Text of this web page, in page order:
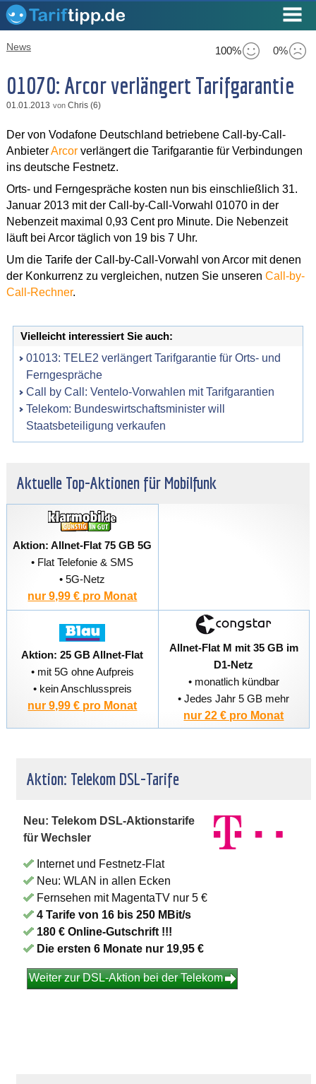
100% 0%
News
01070: Arcor verlängert Tarifgarantie
01.01.2013 von Chris (6)
Der von Vodafone Deutschland betriebene Call-by-Call-
AnbieterArcorverlängert die Tarifgarantie für Verbindungen
ins deutsche Festnetz.
Orts- und Ferngespräche kosten nun bis einschließlich 31.
Januar 2013 mit der Call-by-Call-Vorwahl 01070 in der
Nebenzeit maximal 0,93 Cent pro Minute. Die Nebenzeit
läuft bei Arcor täglich von 19 bis 7 Uhr.
Um die Tarife der Call-by-Call-Vorwahl von Arcor mit denen
der Konkurrenz zu vergleichen, nutzen Sie unseren Call-by-
Call-Rechner.
Vielleicht interessiert Sie auch:
01013: TELE2 verlängert Tarifgarantie für Orts- und
Ferngespräche
Call by Call: Ventelo-Vorwahlen mit Tarifgarantien
Telekom: Bundeswirtschaftsminister will
Staatsbeteiligung verkaufen
Aktuelle Top-Aktionen für Mobilfunk
Aktion: Allnet-Flat 75 GB 5G
• Flat Telefonie & SMS
• 5G-Netz
nur 9,99 € pro Monat
Aktion: 25 GB Allnet-Flat
• mit 5G ohne Aufpreis
• kein Anschlusspreis
nur 9,99 € pro Monat
Allnet-Flat M mit 35 GB im
D1-Netz
• monatlich kündbar
• Jedes Jahr 5 GB mehr
nur 22 € pro Monat
Aktion: Telekom DSL-Tarife
Neu: Telekom DSL-Aktionstarife
für Wechsler
Internet und Festnetz-Flat
Neu: WLAN in allen Ecken
Fernsehen mit MagentaTV nur 5 €
4 Tarife von 16 bis 250 MBit/s
180 € Online-Gutschrift !!!
Die ersten 6 Monate nur 19,95 €
Weiter zur DSL-Aktion bei der Telekom